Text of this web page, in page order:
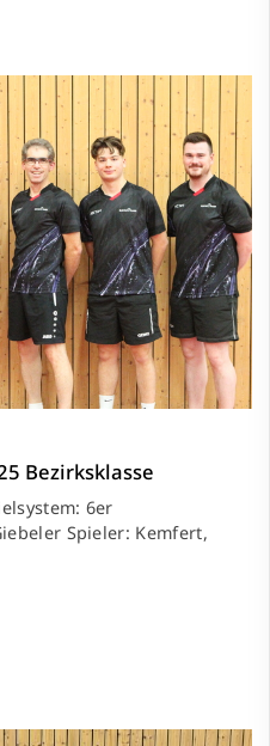
Bezirksklasse
6er
Spieler: Kemfert,